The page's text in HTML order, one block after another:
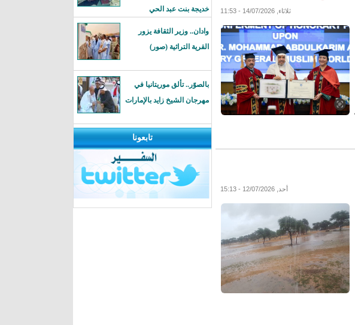
ثلاثاء, 14/07/2026 - 11:53
أحد, 12/07/2026 - 15:13
خديجة بنت عبد الحي
وادان.. وزير الثقافة يزور
القرية التراثية (صور)
بالصوًر.. تألق موريتانيا في
مهرجان الشيخ زايد بالإمارات
تابعونا